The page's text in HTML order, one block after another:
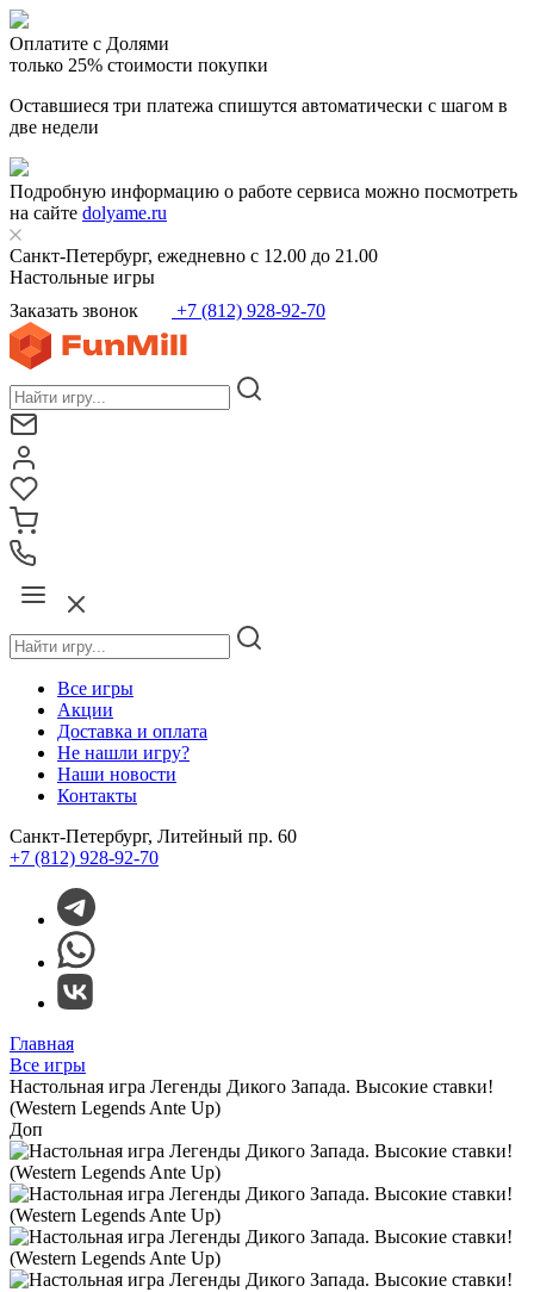
Оплатите с Долями
только 25% стоимости покупки
Оставшиеся три платежа спишутся автоматически с шагом в
две недели
Подробную информацию о работе сервиса можно посмотреть
на сайте dolyame.ru
Санкт-Петербург, ежедневно с 12.00 до 21.00
Настольные игры
Заказать звонок
+7 (812) 928-92-70
Все игры
Акции
Доставка и оплата
Не нашли игру?
Наши новости
Контакты
Санкт-Петербург, Литейный пр. 60
+7 (812) 928-92-70
Главная
Все игры
Настольная игра Легенды Дикого Запада. Высокие ставки!
(Western Legends Ante Up)
Доп